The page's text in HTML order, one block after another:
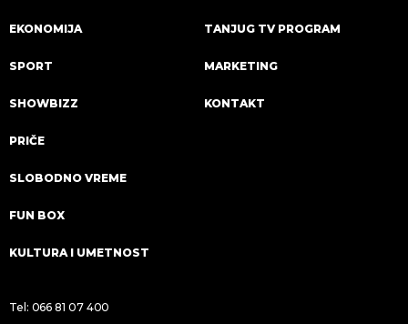
EKONOMIJA
SPORT
SHOWBIZZ
PRIČE
SLOBODNO VREME
FUN BOX
KULTURA I UMETNOST
TANJUG TV PROGRAM
MARKETING
KONTAKT
Tel: 066 81 07 400